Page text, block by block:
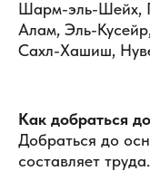
Шарм-эль-Шейх,
Алам, Эль-
Сахл-Хашиш,
Как добраться
Добраться до
составляет